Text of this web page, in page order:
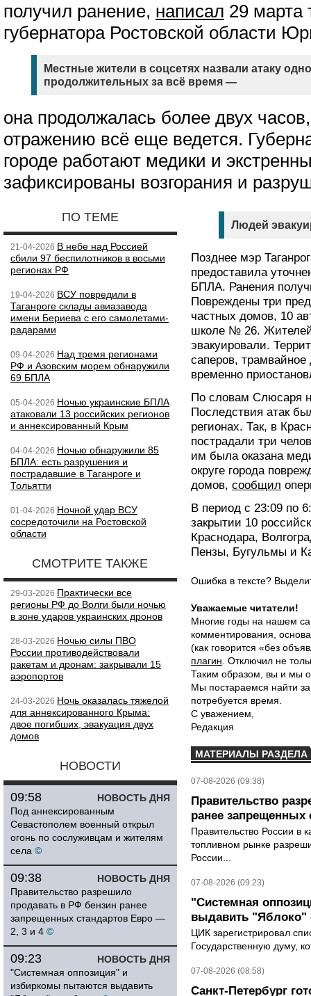
получил ранение, написал 29 марта
губернатора Ростовской области
Местные жители в соцсетях назвали атаку
продолжительных за всё время —
она продолжалась более двух
отражению всё еще ведется.
городе работают медики и
зафиксированы возгорания и
ПО ТЕМЕ
21-04-2026 В небе над Россией
сбили 97 беспилотников в восьми
регионах РФ
19-04-2026 ВСУ повредили в
Таганроге склады авиазавода
имени Бериева с его самолетами-
радарами
09-04-2026 Над тремя регионами
РФ и Азовским морем обнаружили
69 БПЛА
05-04-2026 Ночью украинские БПЛА
атаковали 13 российских регионов
и аннексированный Крым
04-04-2026 Ночью обнаружили 85
БПЛА: есть разрушения и
пострадавшие в Таганроге и
Тольятти
01-04-2026 Ночной удар ВСУ
сосредоточили на Ростовской
области
СМОТРИТЕ ТАКЖЕ
29-03-2026 Практически все
регионы РФ до Волги были ночью
в зоне ударов украинских дронов
28-03-2026 Ночью силы ПВО
России противодействовали
ракетам и дронам: закрывали 15
аэропортов
24-03-2026 Ночь оказалась тяжелой
для аннексированного Крыма:
двое погибших, эвакуация двух
домов
НОВОСТИ
НОВОСТЬ ДНЯ
09:58
Под аннексированным
Севастополем военный открыл
огонь по сослуживцам и жителям
села ©
НОВОСТЬ ДНЯ
09:38
Правительство разрешило
продавать в РФ бензин ранее
запрещенных стандартов Евро —
2, 3 и 4 ©
НОВОСТЬ ДНЯ
09:23
"Системная оппозиция" и
избиркомы пытаются выдавить
Людей
Позднее мэр
предоставила
БПЛА. Ранения
Повреждены три
частных домов, 10
школе № 26.
эвакуировали.
саперов,
временно
По словам Слюсаря
Последствия атак
регионах. Так, в
пострадали три
им была оказана
округе города
домов, сообщил
В период с 23:09 по
закрытии 10
Краснодара,
Пензы, Бугульмы и
Ошибка в тексте?
Уважаемые читатели!
Многие годы на нашем
комментирования,
(как говорится «без
плагин . Отключил не
Таким образом, вы и мы
Мы постараемся найти
потребуется время.
С уважением,
Редакция
МАТЕРИАЛЫ РАЗДЕЛА
07-08-2026 (09:38)
Правительство
ранее запрещенных
Правительство России в
топливном рынке
России...
07-08-2026 (09:23)
"Системная
выдавить "Яблоко"
ЦИК зарегистрировал
Государственную думу,
07-08-2026 (08:58)
Санкт-Петербург